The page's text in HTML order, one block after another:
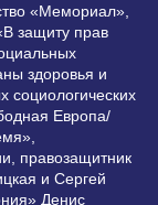
«Мемориал»,
защиту прав
здоровья и
социологических
Европа/
правозащитник
и Сергей
Денис